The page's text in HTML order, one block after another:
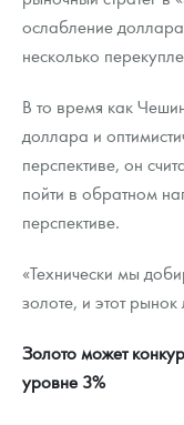
ослабление
несколько
В то время как
доллара и
перспективе, он
пойти в обратном
перспективе.
«Технически мы
золоте, и этот
Золото может
уровне 3%